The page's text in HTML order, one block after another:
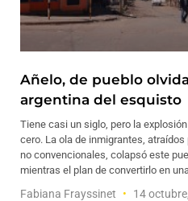
Añelo, de pueblo
argentina del esquisto
Tiene casi un siglo, pero la
cero. La ola de inmigrantes,
no convencionales, colapsó este
mientras el plan de convertirlo en
Fabiana Frayssinet 14